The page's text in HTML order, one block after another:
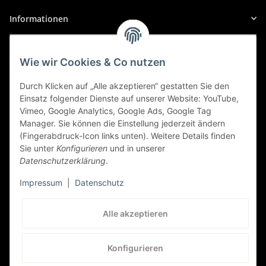
1.9 16V JTD M-Jet, PS: 136 | KW: 100
147/GT
147/GT (937 (ALFA ROMEO)), 11/2007 bis 12/2010
1.9 8V JTD, PS: 116 | KW: 85
Alfa Romeo
147/GT
Informationen
Sicher Einkaufen
Wie wir Cookies & Co nutzen
Durch Klicken auf „Alle akzeptieren“ gestatten Sie den
Einsatz folgender Dienste auf unserer Website: YouTube,
Vimeo, Google Analytics, Google Ads, Google Tag
Manager. Sie können die Einstellung jederzeit ändern
(Fingerabdruck-Icon links unten). Weitere Details finden
Sie unter Konfigurieren und in unserer
Datenschutzerklärung.
Impressum Datenschutz
Alle akzeptieren
Konfigurieren